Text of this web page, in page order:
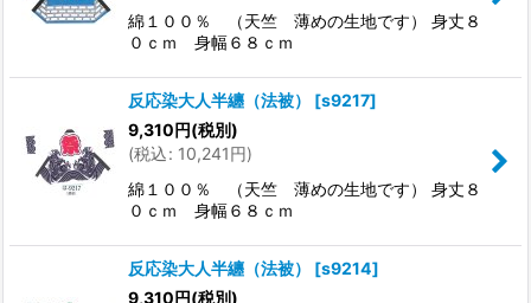
綿１００％ （天竺 薄めの生地です） 身丈８
０ｃｍ 身幅６８ｃｍ
反応染大人半纏（法被） [s9217]
9,310円(税別)
(税込: 10,241円)
綿１００％ （天竺 薄めの生地です） 身丈８
０ｃｍ 身幅６８ｃｍ
反応染大人半纏（法被） [s9214]
9,310円(税別)